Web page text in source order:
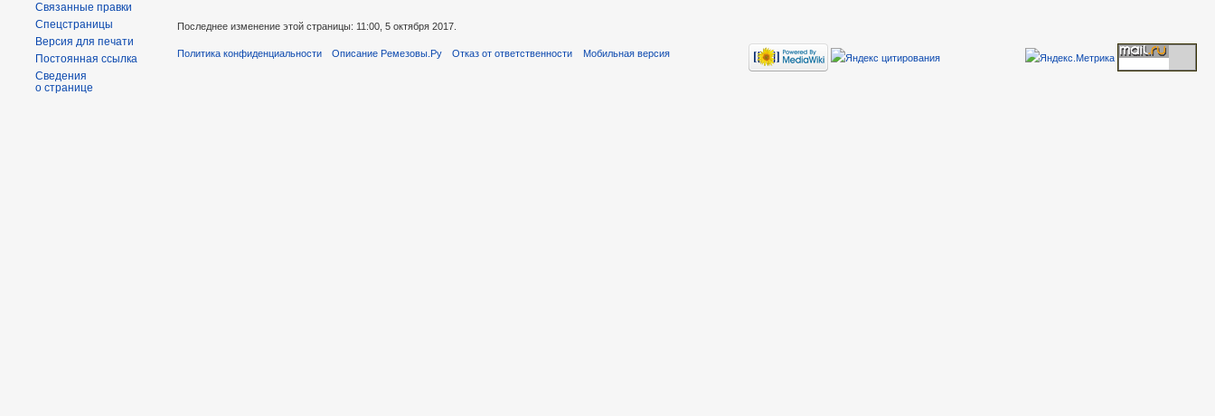
Связанные правки
Спецстраницы
Версия для печати
Постоянная ссылка
Сведения
о странице
Последнее изменение этой страницы: 11:00, 5 октября 2017.
Политика конфиденциальности Описание Ремезовы.Ру Отказ от ответственности Мобильная версия